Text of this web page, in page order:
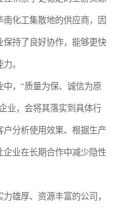
化工集散地的供应商，因
持了良好协作，能够更快
。
，“质量为保、诚信为原
业，会将其落实到具体行
分析使用效果、根据生产
业在长期合作中减少隐性
雄厚、资源丰富的公司，